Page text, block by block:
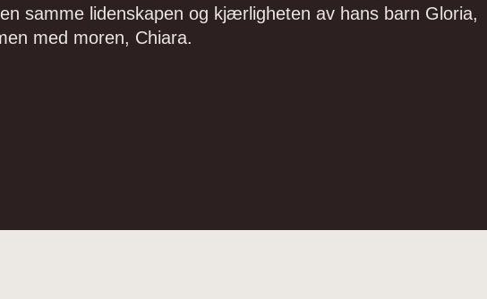
samme lidenskapen og kjærligheten av hans barn Gloria,
med moren, Chiara.